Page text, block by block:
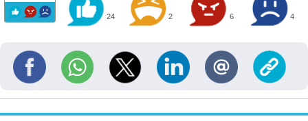
24 2 6 4